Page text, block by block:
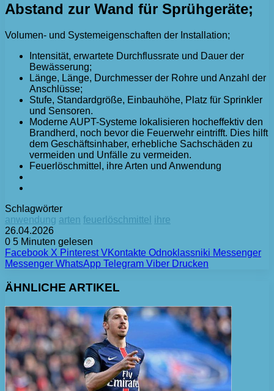
Abstand zur Wand für Sprühgeräte;
Volumen- und Systemeigenschaften der Installation;
Intensität, erwartete Durchflussrate und Dauer der
Bewässerung;
Länge, Länge, Durchmesser der Rohre und Anzahl der
Anschlüsse;
Stufe, Standardgröße, Einbauhöhe, Platz für Sprinkler
und Sensoren.
Moderne AUPT-Systeme lokalisieren hocheffektiv den
Brandherd, noch bevor die Feuerwehr eintrifft. Dies hilft
dem Geschäftsinhaber, erhebliche Sachschäden zu
vermeiden und Unfälle zu vermeiden.
Feuerlöschmittel, ihre Arten und Anwendung
Schlagwörter
anwendung arten feuerlöschmittel ihre
26.04.2026
0 5 Minuten gelesen
Facebook X Pinterest VKontakte Odnoklassniki Messenger
Messenger WhatsApp Telegram Viber Drucken
ÄHNLICHE ARTIKEL